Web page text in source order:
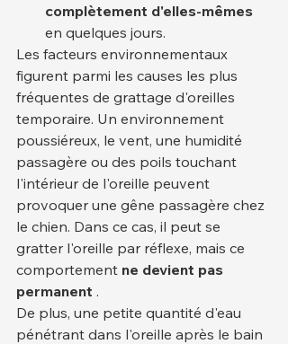
complètement d'elles-mêmes
en quelques jours.
Les facteurs environnementaux
figurent parmi les causes les plus
fréquentes de grattage d'oreilles
temporaire. Un environnement
poussiéreux, le vent, une humidité
passagère ou des poils touchant
l'intérieur de l'oreille peuvent
provoquer une gêne passagère chez
le chien. Dans ce cas, il peut se
gratter l'oreille par réflexe, mais ce
comportement ne devient pas
permanent .
De plus, une petite quantité d'eau
pénétrant dans l'oreille après le bain